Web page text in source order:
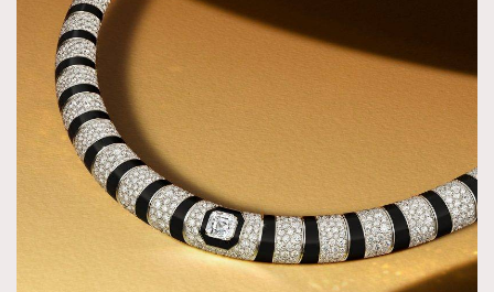
EmpowerF
FashionWeek